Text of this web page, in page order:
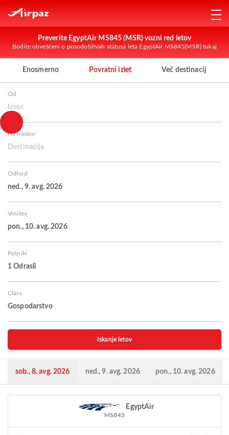
Preverite EgyptAir MS845 (MSR) vozni red letov
Bodite obveščeni o posodobitvah statusa leta EgyptAir MS845(MSR) tukaj
Enosmerno Povratni izlet Več destinacij
Od
Izvor
Na naslov
Destinacija
Odhod
ned., 9. avg. 2026
Vrnitev
pon., 10. avg. 2026
Potniki
1 Odrasli
Class
Gospodarstvo
Iskanje letov
sob., 8. avg. 2026 ned., 9. avg. 2026 pon., 10. avg. 2026
EgyptAir
MS845